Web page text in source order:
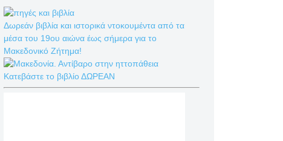
Δωρεάν βιβλία και ιστορικά ντοκουμέντα από τα
μέσα του 19ου αιώνα έως σήμερα για το
Μακεδονικό Ζήτημα!
Κατεβάστε το βιβλίο ΔΩΡΕΑΝ